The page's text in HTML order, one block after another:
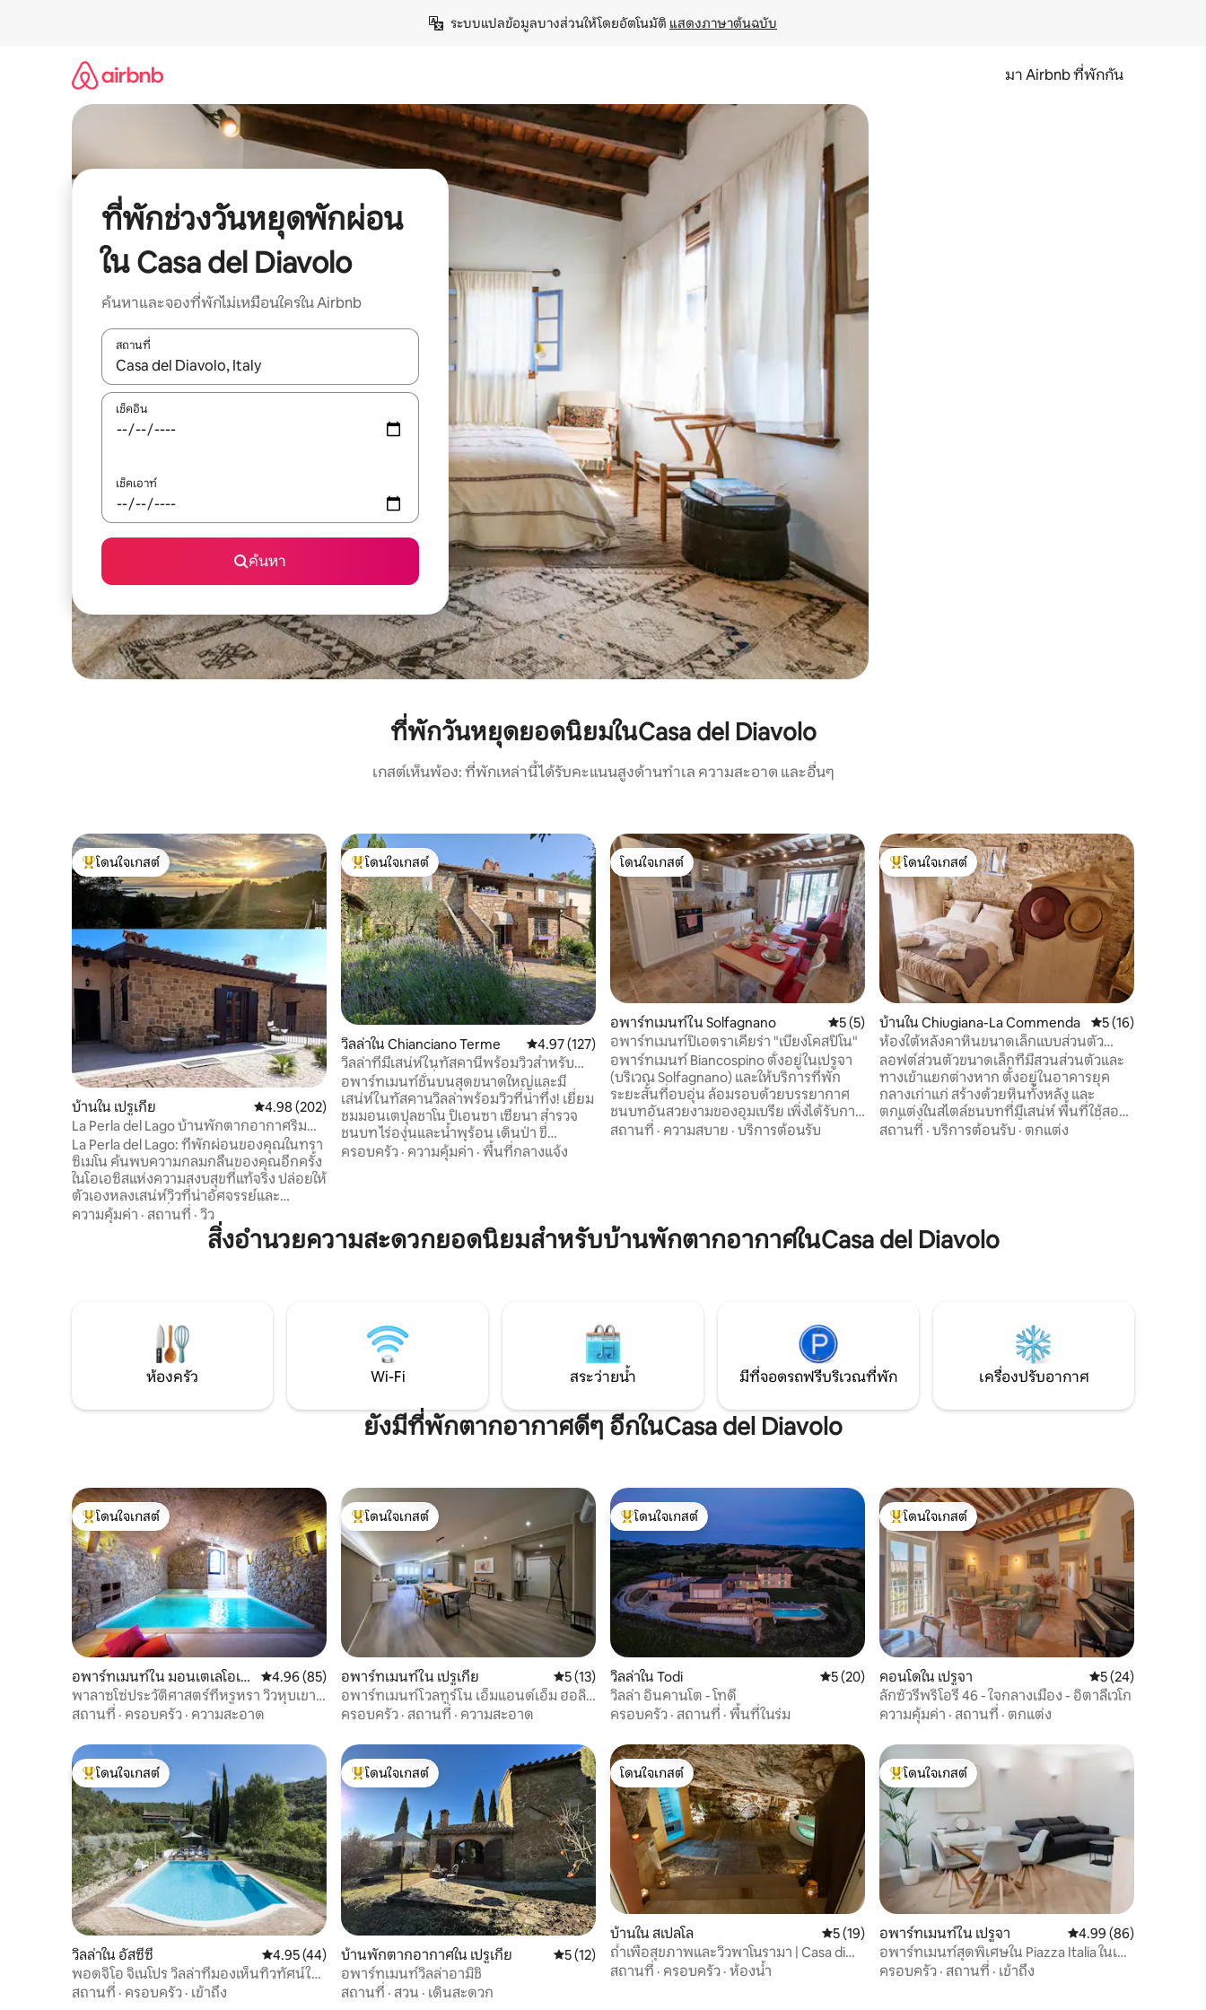
ระบบแปลข้อมูลบางส่วนให้โดยอัตโนมัติ แสดงภาษาต้นฉบับ
มา Airbnb ที่พักกัน
ที่พักช่วงวันหยุดพักผ่อน
ใน Casa del Diavolo
ค้นหาและจองที่พักไม่เหมือนใครใน Airbnb
สถานที่
ใช้ลูกศรขึ้นลง หรือใช้การสัมผัสหรือปัด เพื่อสำรวจผลการค้นหา
เช็คอิน
เช็คเอาท์
ค้นหา
ที่พักวันหยุดยอดนิยมในCasa del Diavolo
เกสต์เห็นพ้อง: ที่พักเหล่านี้ได้รับคะแนนสูงด้านทำเล ความสะอาด และอื่นๆ
โดนใจเกสต์ที่สุด
โดนใจเกสต์
บ้านใน เปรูเกีย คะแนนเฉลี่ย 4.98 จาก 5, 202 รีวิว
4.98 (202)
La Perla del Lago บ้านพักตากอากาศริม
ทะเลสาบทราซิเมโน
La Perla del Lago: ที่พักผ่อนของคุณในทรา
ซิเมโน ​ค้นพบความกลมกลืนของคุณอีกครั้ง
ในโอเอซิสแห่งความสงบสุขที่แท้จริง ปล่อยให้
ตัวเองหลงเสน่ห์วิวที่น่าอัศจรรย์และ
พระอาทิตย์ตกที่ทะเลสาบมีให้ทุกเย็น บ้าน
พักตากอากาศ La Perla del Lago มองเห็น
ทะเลสาบทราซิเมโนที่สวยงาม ห่างออกไป 8
ขายยา ตู้เอทีเอ็ม และพื้นที่เล่นสำหรับเด็ก
ห่างออกไป 3 กม. มีสระว่ายน้ำที่สวยงาม
สำหรับการพักผ่อนในฤดูร้อน
ความคุ้มค่า · สถานที่ · วิว
โดนใจเกสต์ที่สุด
โดนใจเกสต์
วิลล่าใน Chianciano Terme คะแนนเฉลี่ย 4.97 จาก 5, 127 รีวิว
4.97 (127)
วิลล่าที่มีเสน่ห์ในทัสคานีพร้อมวิวสำหรับ
ครอบครัวและเพื่อน
อพาร์ทเมนท์ชั้นบนสุดขนาดใหญ่และมี
เสน่ห์ในทัสคานวิลล่าพร้อมวิวที่น่าทึ่ง! เยี่ยม
ชมมอนเตปุลชาโน ปิเอนซา เซียนา สำรวจ
ชนบท ไร่องุ่นและน้ำพุร้อน เดินป่า ขี่
จักรยานไฟฟ้า เดินเล่นหรือขับรถ! ห้องสวี
ทกว้างขวางสองห้องพร้อมเตียงคุณภาพสูง
และการชิมไวน์ คลาสทำอาหาร และอาหาร
ค่ำส่วนตัว อ่างน้ำร้อนใหม่หันหน้าไปทาง
ครอบครัว · ความคุ้มค่า · พื้นที่กลางแจ้ง
โดนใจเกสต์
โดนใจเกสต์
อพาร์ทเมนท์ใน Solfagnano คะแนนเฉลี่ย 5 จาก 5, 5 รีวิว
5 (5)
อพาร์ทเมนท์ปิเอตราเคียร่า "เบียงโคสปิโน"
อพาร์ทเมนท์ Biancospino ตั้งอยู่ในเปรูจา
(บริเวณ Solfagnano) และให้บริการที่พัก
ระยะสั้นที่อบอุ่น ล้อมรอบด้วยบรรยากาศ
ชนบทอันสวยงามของอุมเบรีย เพิ่งได้รับการ
ปรับปรุงใหม่โดยยังคงเสน่ห์แบบชนบทของ
ไปยังจุดหมายปลายทางที่สวยที่สุดขอ
งอุมเบรียได้อย่างง่ายดาย ได้แก่ อัสซีซี, ส
สถานที่ · ความสบาย · บริการต้อนรับ
โดนใจเกสต์ที่สุด
โดนใจเกสต์
บ้านใน Chiugiana-La Commenda คะแนนเฉลี่ย 5 จาก
5 (16)
ห้องใต้หลังคาหินขนาดเล็กแบบส่วนตัว
พร้อมสวน
ลอฟต์ส่วนตัวขนาดเล็กที่มีสวนส่วนตัวและ
ทางเข้าแยกต่างหาก ตั้งอยู่ในอาคารยุค
กลางเก่าแก่ สร้างด้วยหินทั้งหลัง และ
ตกแต่งในสไตล์ชนบทที่มีเสน่ห์ พื้นที่ใช้สอย
มีเนื้อที่ 32 ตารางเมตร ตั้งอยู่ในทำเลที่
ห่างจากทะเลสาบทราซิเมโน 15 นาที ห่าง
จากคอร์เชียโน 5 นาที ห่างจากอัสซีซี 25 นาที
สถานที่ · บริการต้อนรับ · ตกแต่ง
สิ่งอำนวยความสะดวกยอดนิยมสำหรับบ้านพักตากอากาศในCasa del Diavolo
ห้องครัว Wi-Fi สระว่ายน้ำ มีที่จอดรถฟรีบริเวณที่พัก เครื่องปรับอากาศ
ยังมีที่พักตากอากาศดีๆ อีกในCasa del Diavolo
โดนใจเกสต์ที่สุด
โดนใจเกสต์
อพาร์ทเมนท์ใน มอนเตเลโอเน
ดอร์เวียโต
คะแนนเฉลี่ย 4.96 จาก 5, 85 รีวิว
4.96 (85)
พาลาซโซ่ประวัติศาสตร์ที่หรูหรา วิวหุบเขา
ทัสคานี
สถานที่ · ครอบครัว · ความสะอาด
โดนใจเกสต์ที่สุด
โดนใจเกสต์
อพาร์ทเมนท์ใน เปรูเกีย คะแนนเฉลี่ย 5 จาก 5, 13 รีวิว
5 (13)
อพาร์ทเมนท์โวลทูร์โน เอ็มแอนด์เอ็ม ฮอลิ
เดย์ เฮ้าส์
ครอบครัว · สถานที่ · ความสะอาด
โดนใจเกสต์ที่สุด
โดนใจเกสต์
วิลล่าใน Todi คะแนนเฉลี่ย 5 จาก 5, 20 รีวิว
5 (20)
วิลล่า อินคานโต - โทดี
ครอบครัว · สถานที่ · พื้นที่ในร่ม
โดนใจเกสต์ที่สุด
โดนใจเกสต์
คอนโดใน เปรูจา คะแนนเฉลี่ย 5 จาก
5 (24)
ลักซัวรีพริโอรี 46 - ใจกลางเมือง - อิตาลีเวโก
ความคุ้มค่า · สถานที่ · ตกแต่ง
โดนใจเกสต์ที่สุด
โดนใจเกสต์
วิลล่าใน อัสซีซี คะแนนเฉลี่ย 4.95 จาก 5, 44 รีวิว
4.95 (44)
พอดจิโอ จิเนโปร วิลล่าที่มองเห็นทิวทัศน์ใน
อัสซีซี
สถานที่ · ครอบครัว · เข้าถึง
โดนใจเกสต์ที่สุด
โดนใจเกสต์
บ้านพักตากอากาศใน เปรูเกีย คะแนนเฉลี่ย 5 จาก 5, 12 รีวิว
5 (12)
อพาร์ทเมนท์วิลล่าอามิชิ
สถานที่ · สวน · เดินสะดวก
โดนใจเกสต์
โดนใจเกสต์
บ้านใน สเปลโล คะแนนเฉลี่ย 5 จาก 5, 19 รีวิว
5 (19)
ถ้ำเพื่อสุขภาพและวิวพาโนรามา | Casa di
Lucy
สถานที่ · ครอบครัว · ห้องน้ำ
โดนใจเกสต์ที่สุด
โดนใจเกสต์
อพาร์ทเมนท์ใน เปรูจา คะแนนเฉลี่ย 4.99 จาก
4.99 (86)
อพาร์ทเมนท์สุดพิเศษใน Piazza Italia ในเปรู
เกีย
ครอบครัว · สถานที่ · เข้าถึง